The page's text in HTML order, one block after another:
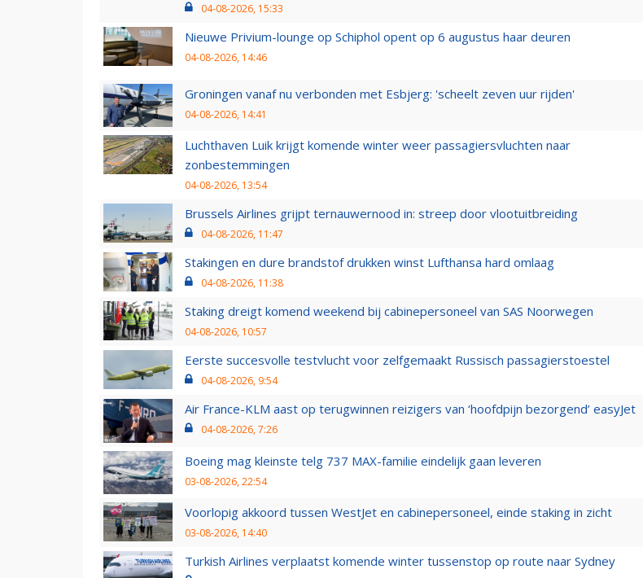
04-08-2026, 15:33
Nieuwe Privium-lounge op Schiphol opent op 6 augustus haar deuren
04-08-2026, 14:46
Groningen vanaf nu verbonden met Esbjerg: 'scheelt zeven uur rijden'
04-08-2026, 14:41
Luchthaven Luik krijgt komende winter weer passagiersvluchten naar
zonbestemmingen
04-08-2026, 13:54
Brussels Airlines grijpt ternauwernood in: streep door vlootuitbreiding
04-08-2026, 11:47
Stakingen en dure brandstof drukken winst Lufthansa hard omlaag
04-08-2026, 11:38
Staking dreigt komend weekend bij cabinepersoneel van SAS Noorwegen
04-08-2026, 10:57
Eerste succesvolle testvlucht voor zelfgemaakt Russisch passagierstoestel
04-08-2026, 9:54
Air France-KLM aast op terugwinnen reizigers van ‘hoofdpijn bezorgend’ easyJet
04-08-2026, 7:26
Boeing mag kleinste telg 737 MAX-familie eindelijk gaan leveren
03-08-2026, 22:54
Voorlopig akkoord tussen WestJet en cabinepersoneel, einde staking in zicht
03-08-2026, 14:40
Turkish Airlines verplaatst komende winter tussenstop op route naar Sydney